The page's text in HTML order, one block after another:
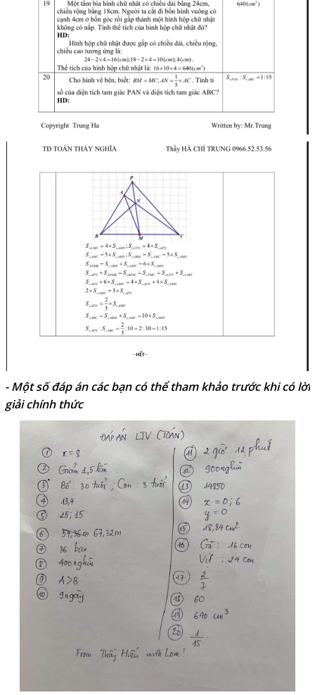
- Một số đáp án các bạn có thể tham khảo trước khi có lời
giải chính thức